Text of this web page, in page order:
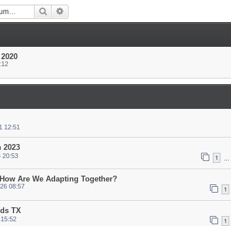
Zoek
12:51
2023
20:53 1 …
Are We Adapting Together?
08:57 1
TX
1